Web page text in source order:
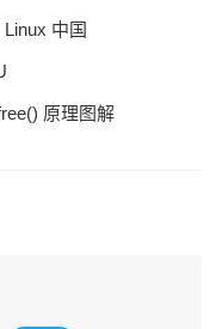
中国
原理图解